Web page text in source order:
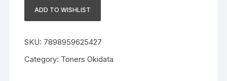
44469702
Magenta
C330DN
ADD TO WISHLIST
SKU: 7898959625427
Category: Toners Okidata